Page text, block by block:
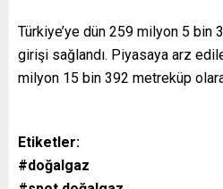
Türkiye’ye dün 259 milyon 5 bin
girişi sağlandı. Piyasaya arz
milyon 15 bin 392 metreküp
Etiketler:
#doğalgaz